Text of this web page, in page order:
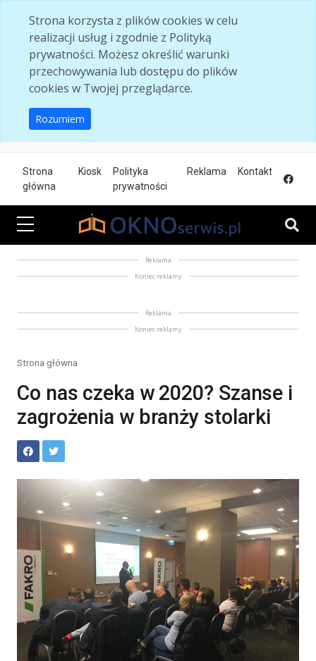
Strona korzysta z plików cookies w celu
realizacji usług i zgodnie z Polityką
prywatności. Możesz określić warunki
przechowywania lub dostępu do plików
cookies w Twojej przeglądarce.
Rozumiem
Strona
główna
Kiosk
Polityka
prywatności
Reklama Kontakt
Reklama
Koniec reklamy
Reklama
Koniec reklamy
Strona główna
Co nas czeka w 2020? Szanse i
zagrożenia w branży stolarki